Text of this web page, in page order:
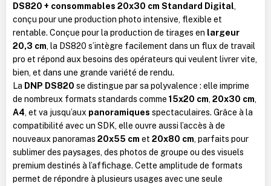
DS820 + consommables 20x30 cm Standard Digital,
conçu pour une production photo intensive, flexible et
rentable. Conçue pour la production de tirages en largeur
20,3 cm, la DS820 s’intègre facilement dans un flux de travail
pro et répond aux besoins des opérateurs qui veulent livrer vite,
bien, et dans une grande variété de rendu.
La DNP DS820 se distingue par sa polyvalence : elle imprime
de nombreux formats standards comme 15x20 cm, 20x30 cm,
A4, et va jusqu’aux panoramiques spectaculaires. Grâce à la
compatibilité avec un SDK, elle ouvre aussi l’accès à de
nouveaux panoramas 20x55 cm et 20x80 cm, parfaits pour
sublimer des paysages, des photos de groupe ou des visuels
premium destinés à l’affichage. Cette amplitude de formats
permet de répondre à plusieurs usages avec une seule